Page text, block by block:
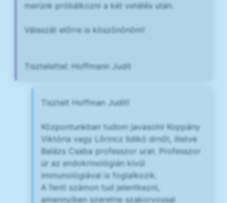
merünk próbálkozni a két vetélés után.
Válaszát előrre is köszönönöm!
Tisztelettel: Hoffmann Judit
Tisztelt Hoffman Judit!
Központunkban tudom javasolni Koppány
Viktória vagy Lőrincz Ildikó drnőt, illetve
Balázs Csaba professzor urat. Professzor
úr az endokrinológián kívül
immunológiával is foglalkozik.
A fenti számon tud jelentkezni,
amennyiben szeretne szakorvossal